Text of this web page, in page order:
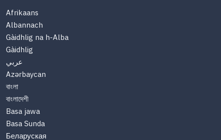
Afrikaans
Albannach
Gàidhlig na h-Alba
Gàidhlig
عربي
Azərbaycan
বাংলা
বাংলাদেশী
Basa jawa
Basa Sunda
Беларуская